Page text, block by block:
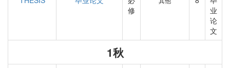
修
业
论
文
1秋